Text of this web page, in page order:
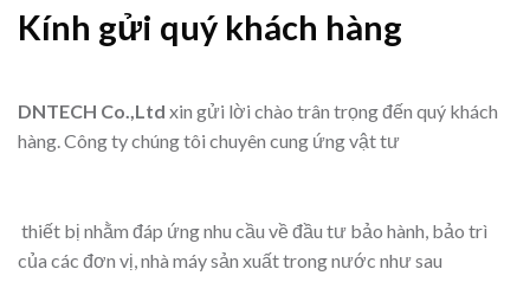
Kính gửi quý khách hàng
DNTECH Co.,Ltd xin gửi lời chào trân trọng đến quý khách
hàng. Công ty chúng tôi chuyên cung ứng vật tư
thiết bị nhằm đáp ứng nhu cầu về đầu tư bảo hành, bảo trì
của các đơn vị, nhà máy sản xuất trong nước như sau